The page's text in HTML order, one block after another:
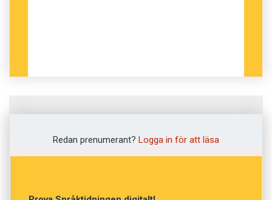
Främja
Förena
Redan prenumerant? Logga in för att läsa